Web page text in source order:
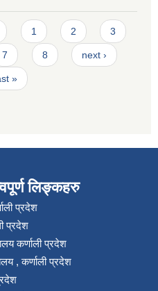
1 2 3
7 8 next ›
»
लिङ्कहरु
प्रदेश
प्रदेश
कर्णाली प्रदेश
, कर्णाली प्रदेश